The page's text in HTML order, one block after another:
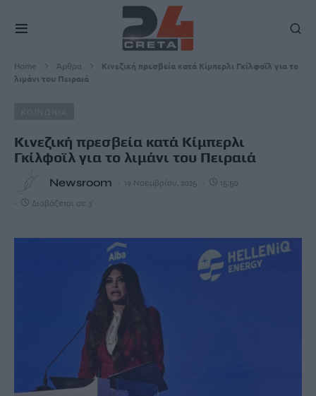
Home Άρθρα
Κινεζική πρεσβεία κατά Κίμπερλι Γκίλφοϊλ για το
λιμάνι του Πειραιά
Κινεζική πρεσβεία κατά Κίμπερλι
Γκίλφοϊλ για το λιμάνι του Πειραιά
Newsroom 19 Νοεμβρίου, 2025 15:50
Διαβάζεται σε 3'